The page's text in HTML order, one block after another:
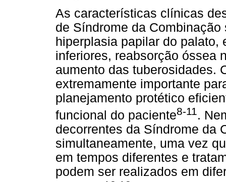
As características clínicas
de Síndrome da
hiperplasia papilar do palato,
inferiores, reabsorção óssea
aumento das tuberosidades.
extremamente importante
planejamento protético
funcional do paciente8-11 .
decorrentes da Síndrome da
simultaneamente, uma vez
em tempos diferentes e
podem ser realizados em